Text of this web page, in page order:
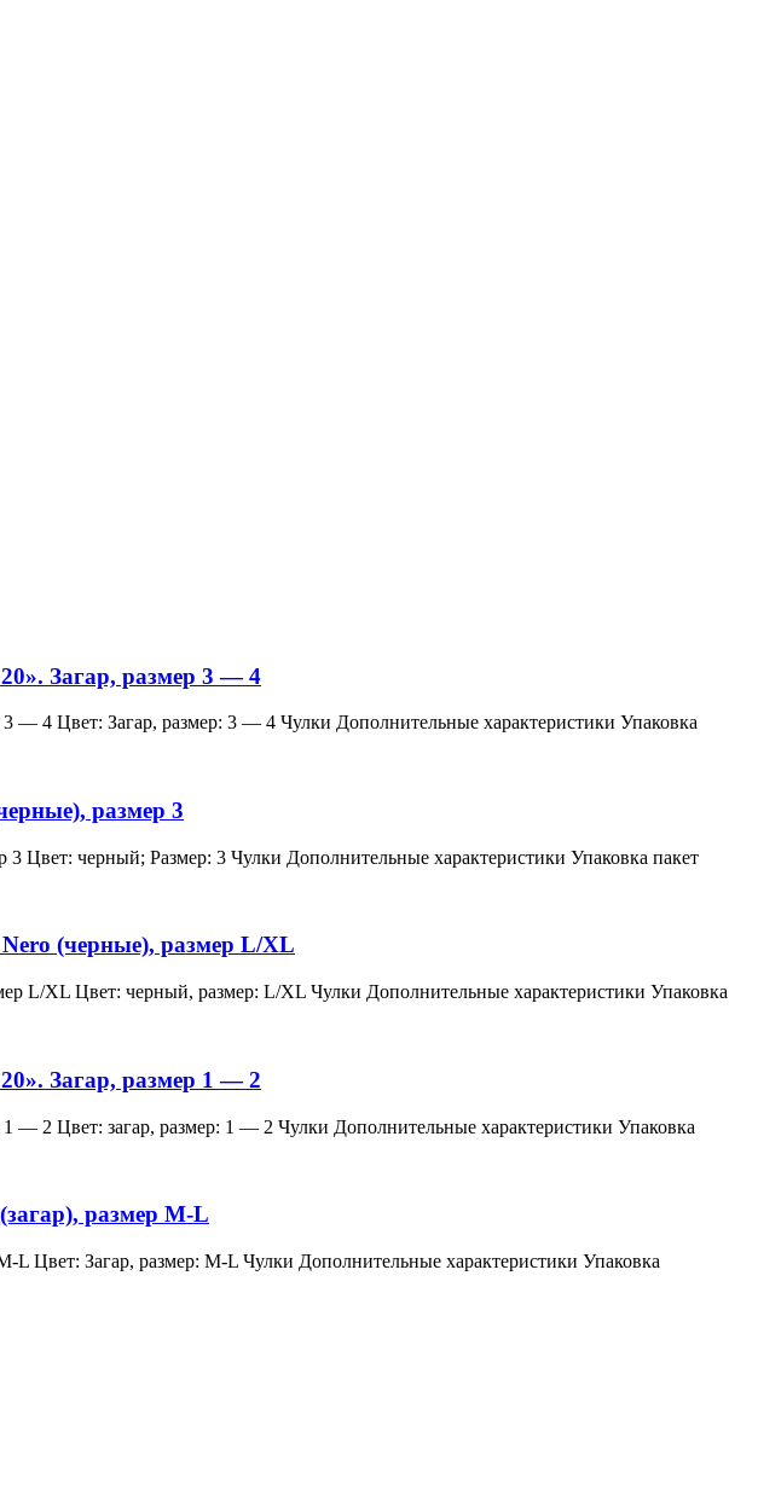
Загар, размер 3 — 4
— 4 Цвет: Загар, размер: 3 — 4 Чулки Дополнительные характеристики Упаковка
размер 3
Цвет: черный; Размер: 3 Чулки Дополнительные характеристики Упаковка пакет
(черные), размер L/XL
L/XL Цвет: черный, размер: L/XL Чулки Дополнительные характеристики Упаковка
Загар, размер 1 — 2
— 2 Цвет: загар, размер: 1 — 2 Чулки Дополнительные характеристики Упаковка
размер M-L
L Цвет: Загар, размер: M-L Чулки Дополнительные характеристики Упаковка